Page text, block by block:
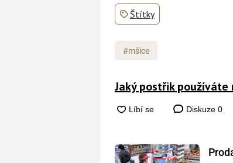
Štítky
#mšice
Jaký postřik používáte
Diskuze 0